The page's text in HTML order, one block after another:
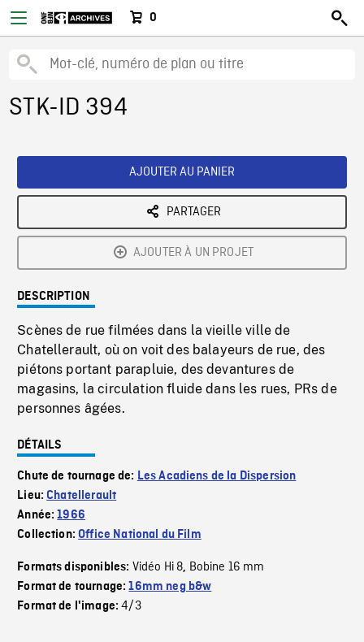
0
STK-ID 394
AJOUTER AU PANIER
PARTAGER
AJOUTER À UN PROJET
DESCRIPTION
Scènes de rue filmées dans la vieille ville de
Chatellerault, où on voit des balayeurs de rue, des
piétons portant parapluie, des devantures de
magasins, la circulation fluide dans les rues, PRs de
personnes âgées.
DÉTAILS
Chute de tournage de: Les Acadiens de la Dispersion
Lieu:Chatellerault
Année:1966
Collection:Office National du Film
Formats disponibles: Vidéo Hi 8, Bobine 16 mm
Format de tournage:16mm neg b&w
Format de l'image:4/3